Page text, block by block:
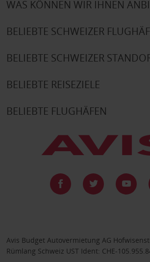
WAS KÖNNEN WIR IHNEN
BELIEBTE SCHWEIZER
BELIEBTE SCHWEIZER
BELIEBTE REISEZIELE
BELIEBTE FLUGHÄFEN
Avis Budget Autovermietung AG
Rümlang Schweiz UST Ident: CHE-